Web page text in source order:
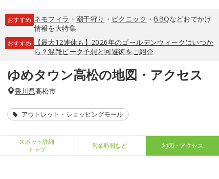
おすすめ ネモフィラ ・ 潮干狩り ・ ピクニック ・ BBQなどおでかけ
情報を大特集
おすすめ
【最大12連休も】2026年のゴールデンウィークはいつか
ら？混雑ピーク予想と回避術をご紹介
ゆめタウン高松の地図・アクセス
香川県高松市
アウトレット・ショッピングモール
スポット詳細
トップ
営業時間など 地図・アクセス